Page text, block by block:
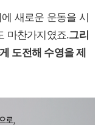
새로운 운동을 시
마찬가지였죠.그리
도전해 수영을 제